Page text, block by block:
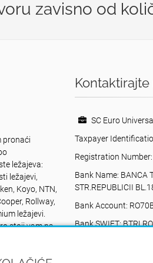
zavisno od
pronaći
ležajeva:
ležajevi,
Koyo, NTN,
Rollway,
ležajevi.
stoji vam na
Kontaktirajte
SC Euro
Taxpayer
Registration
Bank Name: BANCA
STR.REPUBLICII
Bank Account:
Bank SWIFT: